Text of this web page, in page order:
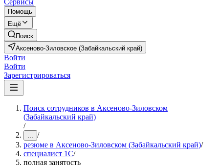
Сервисы
Помощь
Ещё
Поиск
Аксеново-Зиловское (Забайкальский край)
Войти
Войти
Зарегистрироваться
Поиск сотрудников в Аксеново-Зиловском
(Забайкальский край)
/
... /
резюме в Аксеново-Зиловском (Забайкальский край)/
специалист 1С/
полная занятость